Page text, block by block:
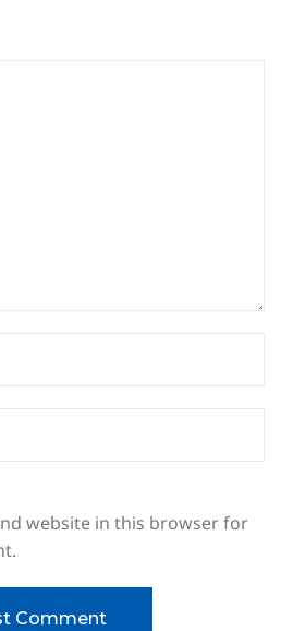
website in this browser for